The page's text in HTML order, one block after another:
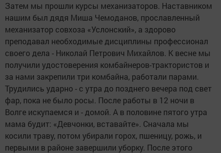
Затем мы прошли курсы механизаторов. Наставником
нашим был дядя Миша Чемоданов, прославленный
механизатор совхоза «Услонский», а здорово
преподавал необходимые дисциплины профессионал
своего дела - Николай Петрович Михайлов. К весне мы
получили удостоверения комбайнеров-трактористов и
за нами закрепили три комбайна, работали парами.
Трудились ударно - с утра до позднего вечера под свет
фар, пока не было росы. После работы в 12 ночи в
Волге искупаемся и - домой. А в половине пятого утра
мама будит: «Девчонки, вставайте». Сначала мы
косили траву, потом убирали горох, пшеницу, рожь, и
первыми в районе завершили уборку. После этого